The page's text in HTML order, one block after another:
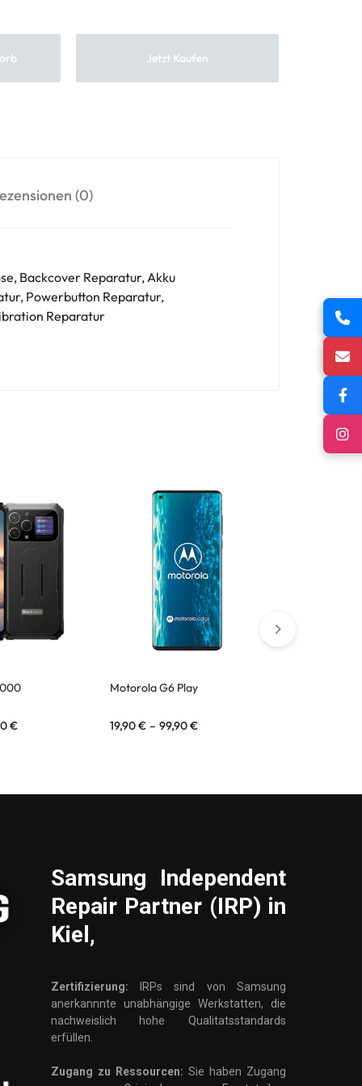
Jetzt Kaufen
(0)
Backcover Reparatur, Akku
Powerbutton Reparatur,
Reparatur
€
Motorola G6 Play
19,90€ – 99,90€
Samsung Independent
Repair Partner (IRP) in
Kiel,
Zertifizierung: IRPs sind von Samsung
anerkannnte unabhängige Werkstatten, die
nachweislich hohe Qualitatsstandards
erfüllen.
Zugang zu Ressourcen: Sie haben Zugang